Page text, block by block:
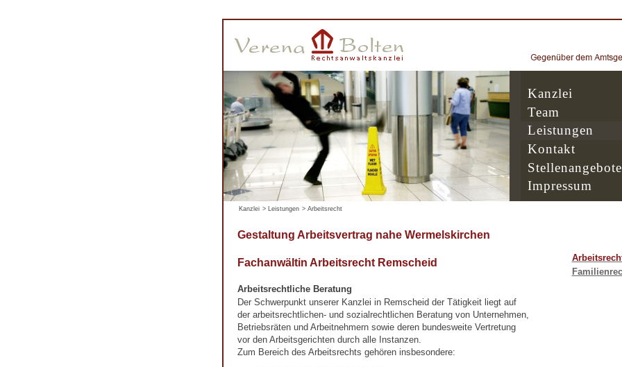
Kanzlei
Team
Leistungen
Kontakt
Stellenangebote
Impressum
Kanzlei > Leistungen > Arbeitsrecht
Gestaltung Arbeitsvertrag nahe Wermelskirchen
Fachanwältin Arbeitsrecht Remscheid
Arbeitsrechtliche Beratung
Der Schwerpunkt unserer Kanzlei in Remscheid der Tätigkeit liegt auf
der arbeitsrechtlichen- und sozialrechtlichen Beratung von Unternehmen,
Betriebsräten und Arbeitnehmern sowie deren bundesweite Vertretung
vor den Arbeitsgerichten durch alle Instanzen.
Zum Bereich des Arbeitsrechts gehören insbesondere: